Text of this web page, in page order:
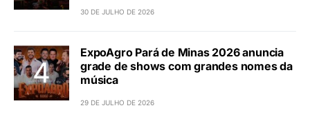
30 DE JULHO DE 2026
ExpoAgro Pará de Minas 2026 anuncia
grade de shows com grandes nomes da
música
29 DE JULHO DE 2026